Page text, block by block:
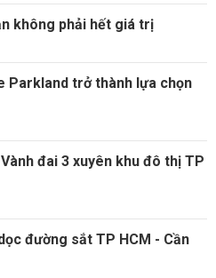
không phải hết giá trị
Parkland trở thành lựa chọn
đai 3 xuyên khu đô thị TP
đường sắt TP HCM - Cần